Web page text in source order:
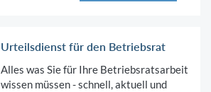
Urteilsdienst für den Betriebsrat
Alles was Sie für Ihre Betriebsratsarbeit
wissen müssen - schnell, aktuell und